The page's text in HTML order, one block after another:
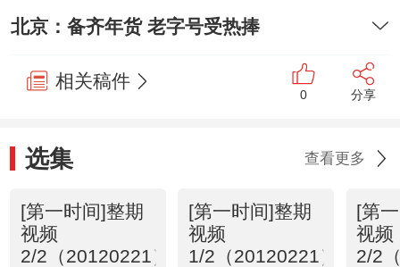
北京：备齐年货 老字号受热捧
相关稿件
0 分享
选集 查看更多
[第一时间]整期
视频
2/2（20120221）
[第一时间]整期
视频
1/2（20120221）
[第
视频
2/2